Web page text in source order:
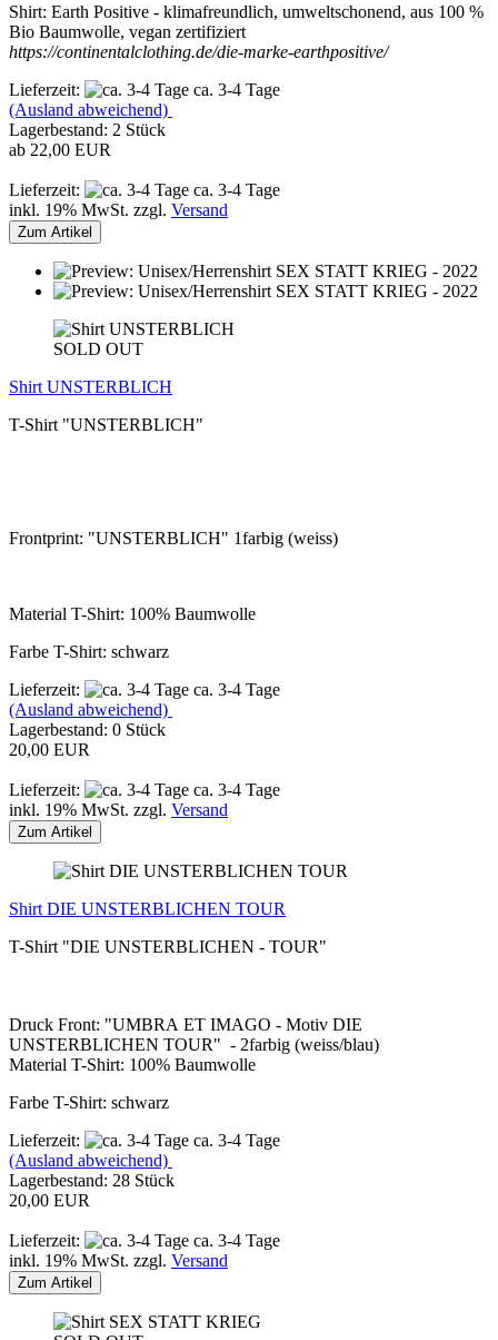
Shirt: Earth Positive - klimafreundlich, umweltschonend, aus 100 %
Bio Baumwolle, vegan zertifiziert
https://continentalclothing.de/die-marke-earthpositive/
Lieferzeit:
ca. 3-4 Tage
(Ausland abweichend)
Lagerbestand: 2 Stück
ab 22,00 EUR
Lieferzeit:
ca. 3-4 Tage
inkl. 19% MwSt. zzgl. Versand
Zum Artikel
SOLD OUT
Shirt UNSTERBLICH
T-Shirt "UNSTERBLICH"
Frontprint: "UNSTERBLICH" 1farbig (weiss)
Material T-Shirt: 100% Baumwolle
Farbe T-Shirt: schwarz
Lieferzeit:
ca. 3-4 Tage
(Ausland abweichend)
Lagerbestand: 0 Stück
20,00 EUR
Lieferzeit:
ca. 3-4 Tage
inkl. 19% MwSt. zzgl. Versand
Zum Artikel
Shirt DIE UNSTERBLICHEN TOUR
T-Shirt "DIE UNSTERBLICHEN - TOUR"
Druck Front: "UMBRA ET IMAGO - Motiv DIE
UNSTERBLICHEN TOUR" - 2farbig (weiss/blau)
Material T-Shirt: 100% Baumwolle
Farbe T-Shirt: schwarz
Lieferzeit:
ca. 3-4 Tage
(Ausland abweichend)
Lagerbestand: 28 Stück
20,00 EUR
Lieferzeit:
ca. 3-4 Tage
inkl. 19% MwSt. zzgl. Versand
Zum Artikel